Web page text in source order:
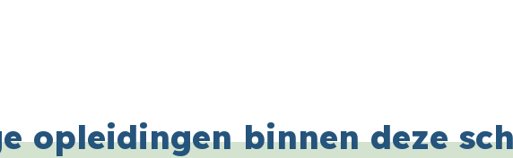
opleidingen binnen deze